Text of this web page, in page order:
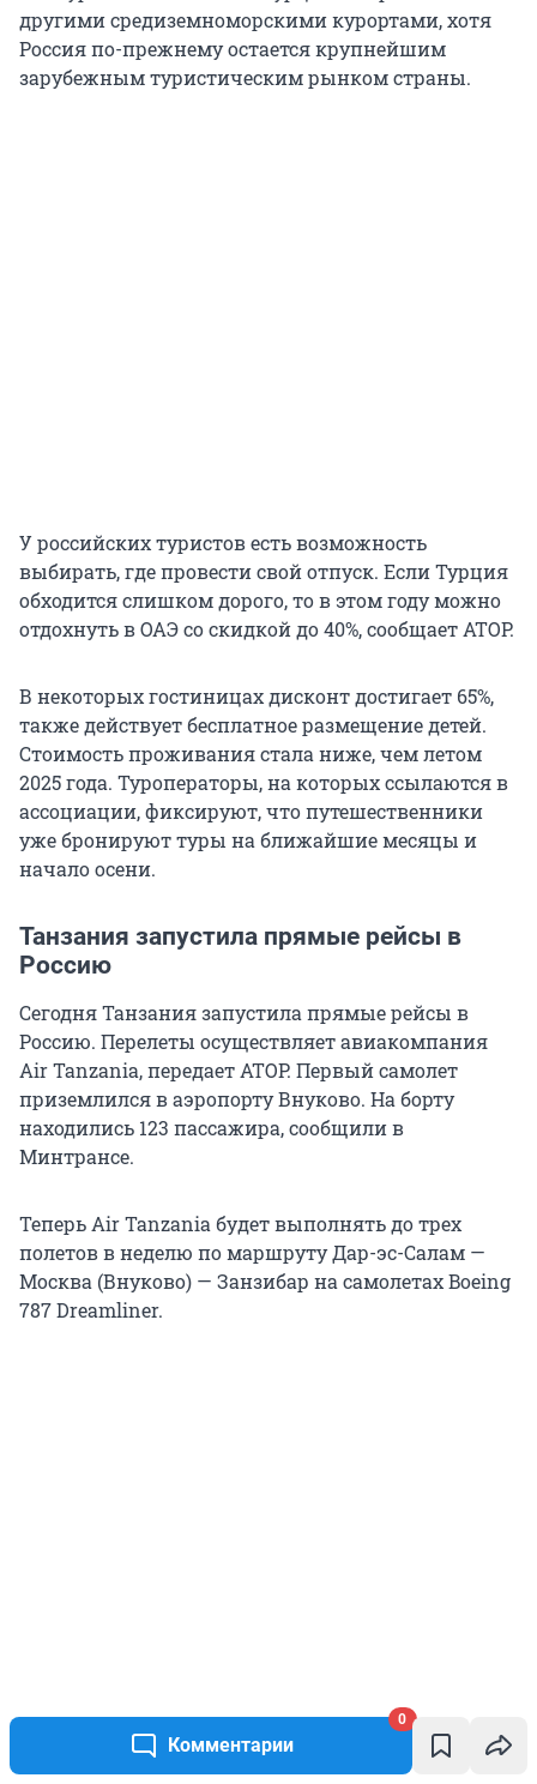
Комментарии
0
другими средиземноморскими курортами, хотя
Россия по-прежнему остается крупнейшим
зарубежным туристическим рынком страны.
У российских туристов есть возможность
выбирать, где провести свой отпуск. Если Турция
обходится слишком дорого, то в этом году можно
отдохнуть в ОАЭ со скидкой до 40%, сообщает АТОР.
В некоторых гостиницах дисконт достигает 65%,
также действует бесплатное размещение детей.
Стоимость проживания стала ниже, чем летом
2025 года. Туроператоры, на которых ссылаются в
ассоциации, фиксируют, что путешественники
уже бронируют туры на ближайшие месяцы и
начало осени.
Танзания запустила прямые рейсы в
Россию
Сегодня Танзания запустила прямые рейсы в
Россию. Перелеты осуществляет авиакомпания
Air Tanzania, передает АТОР. Первый самолет
приземлился в аэропорту Внуково. На борту
находились 123 пассажира, сообщили в
Минтрансе.
Теперь Air Tanzania будет выполнять до трех
полетов в неделю по маршруту Дар-эс-Салам —
Москва (Внуково) — Занзибар на самолетах Boeing
787 Dreamliner.
С Эвереста спустят тело загадочно